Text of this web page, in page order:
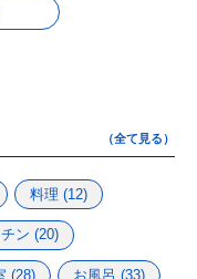
（全て見る）
料理 (12)
ン (20)
(28) お風呂 (33)